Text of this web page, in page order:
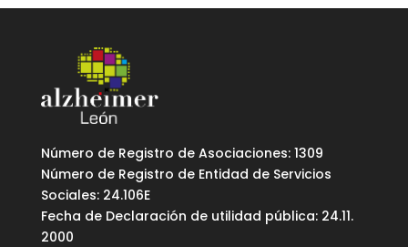
Número de Registro de Asociaciones: 1309
Número de Registro de Entidad de Servicios
Sociales: 24.106E
Fecha de Declaración de utilidad pública: 24.11.
2000